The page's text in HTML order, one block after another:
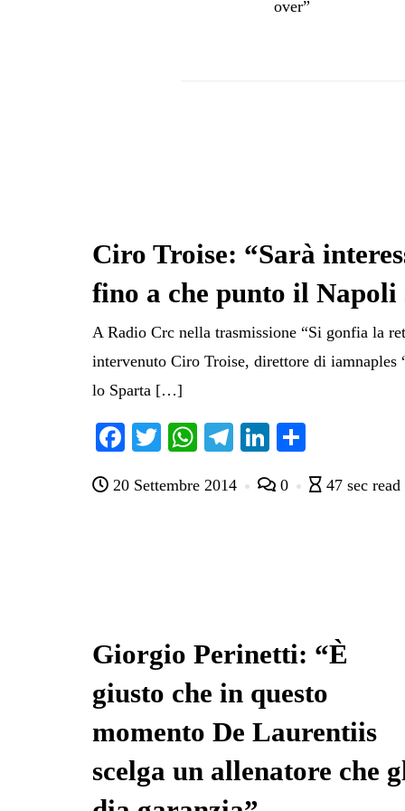
over”
Ciro Troise: “Sarà
fino a che punto il Napoli
A Radio Crc nella trasmissione “Si gonfia la
intervenuto Ciro Troise, direttore di iamnaples
lo Sparta […]
Fa
bo
T
tte
W
ts
Te
gr
Li
ed
di
20 Settembre 2014 0 47 sec read
Giorgio Perinetti: “È
giusto che in questo
momento De Laurentiis
scelga un allenatore che